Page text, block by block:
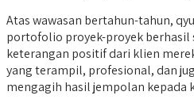
Atas wawasan bertahun-tahun,
portofolio proyek-proyek berhasil
keterangan positif dari klien
yang terampil, profesional, dan
mengagih hasil jempolan kepada